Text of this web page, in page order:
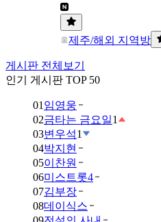
제주/해외 지역방
게시판 전체보기
인기 게시판 TOP 50
01 임영웅
02금타는 금요일1
03변우석1
04박지현
05이찬원
06미스트롯4
07김부장
08데이식스